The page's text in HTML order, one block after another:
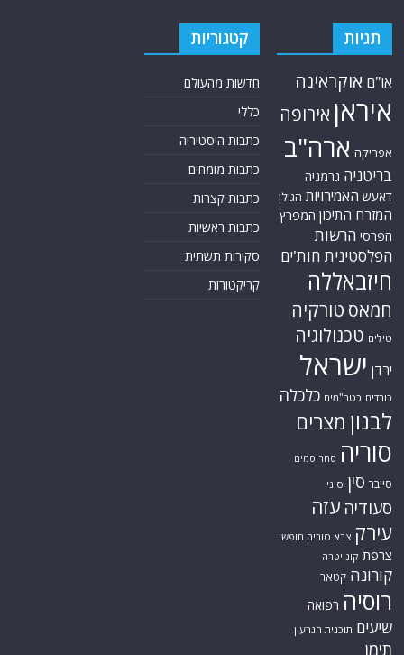
תגיות
או"ם אוקראינה
איראן אירופה
אפריקה ארה"ב
בריטניה גרמניה
דאעש האמירויות הגולן
המזרח התיכון המפרץ
הפרסי הרשות
הפלסטינית חות'ים
חיזבאללה
חמאס טורקיה
טילים טכנולוגיה
ירדן ישראל
כורדים כטב"מים כלכלה
לבנון מצרים
סוריה סחר סמים
סייבר סין סיני
סעודיה עזה
עירק צבא סוריה חופשי
צרפת קונייטרה
קורונה קטאר
רוסיה רפואה
שיעים תוכנית הגרעין
תימן
קטגוריות
חדשות מהעולם
כללי
כתבות היסטוריה
כתבות מומחים
כתבות קצרות
כתבות ראשיות
סקירות תשתית
קריקטורות